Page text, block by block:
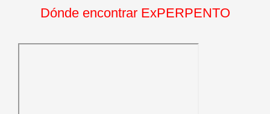
Dónde encontrar ExPERPENTO